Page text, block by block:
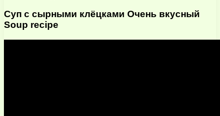
Суп с сырными клёцками Очень вкусный
Soup recipe